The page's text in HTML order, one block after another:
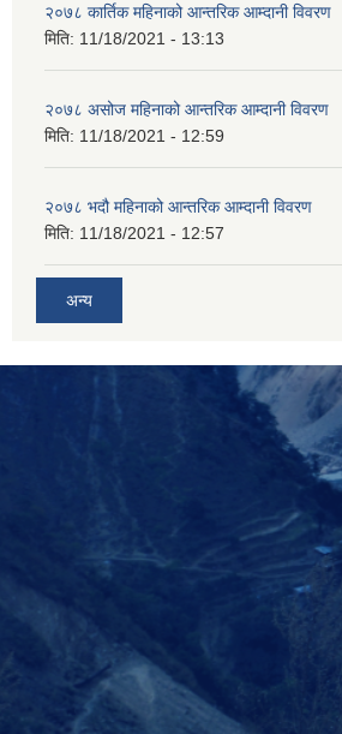
२०७८ कार्तिक महिनाको आन्तरिक आम्दानी विवरण
मिति: 11/18/2021 - 13:13
२०७८ असोज महिनाको आन्तरिक आम्दानी विवरण
मिति: 11/18/2021 - 12:59
२०७८ भदौ महिनाको आन्तरिक आम्दानी विवरण
मिति: 11/18/2021 - 12:57
अन्य